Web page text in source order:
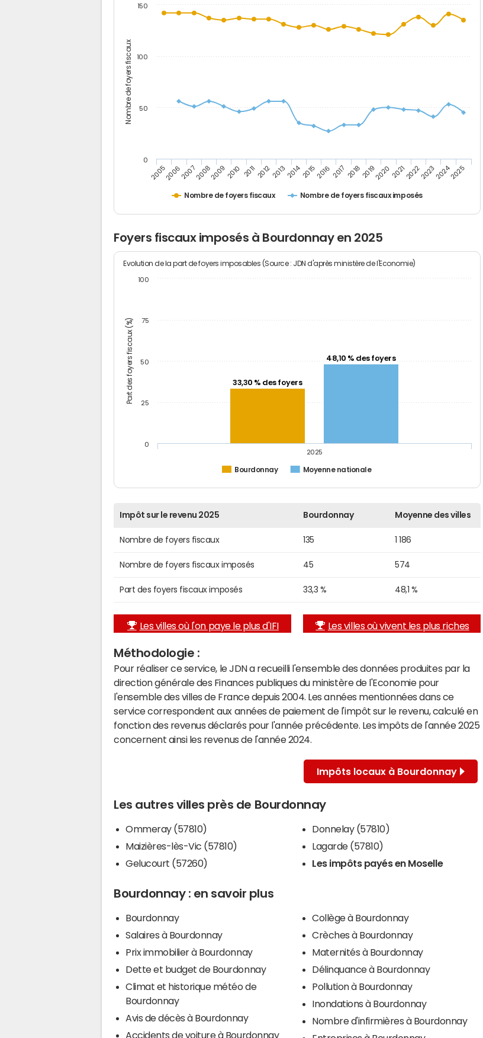
Nombre de foyers fiscaux
Nombre de foyers fiscaux Nombre de foyers fiscaux imposés
200520062007200820092010 201120122013201420152016 2017 20182019202020212022202320242025
0
50
100
150
Foyers fiscaux imposés à Bourdonnay en 2025
Part des foyers fiscaux (%)
Evolution de la part de foyers imposables (Source : JDN d'après ministère de l'Economie)
33,30 % des foyers
48,10 % des foyers
Bourdonnay Moyenne nationale
2025
0
25
50
75
100
Impôt sur le revenu 2025 Bourdonnay Moyenne des villes
Nombre de foyers fiscaux 135 1 186
Nombre de foyers fiscaux imposés 45 574
Part des foyers fiscaux imposés 33,3 % 48,1 %
Les villes où l'on paye le plus d'IFI Les villes où vivent les plus riches
Méthodologie :
Pour réaliser ce service, le JDN a recueilli l'ensemble des données produites par la
direction générale des Finances publiques du ministère de l'Economie pour
l'ensemble des villes de France depuis 2004. Les années mentionnées dans ce
service correspondent aux années de paiement de l'impôt sur le revenu, calculé en
fonction des revenus déclarés pour l'année précédente. Les impôts de l'année 2025
concernent ainsi les revenus de l'année 2024.
Impôts locaux à Bourdonnay
Les autres villes près de Bourdonnay
Ommeray (57810)
Maizières-lès-Vic (57810)
Gelucourt (57260)
Donnelay (57810)
Lagarde (57810)
Les impôts payés en Moselle
Bourdonnay : en savoir plus
Bourdonnay
Salaires à Bourdonnay
Prix immobilier à Bourdonnay
Dette et budget de Bourdonnay
Climat et historique météo de
Bourdonnay
Avis de décès à Bourdonnay
Accidents de voiture à Bourdonnay
Collège à Bourdonnay
Crèches à Bourdonnay
Maternités à Bourdonnay
Délinquance à Bourdonnay
Pollution à Bourdonnay
Inondations à Bourdonnay
Nombre d'infirmières à Bourdonnay